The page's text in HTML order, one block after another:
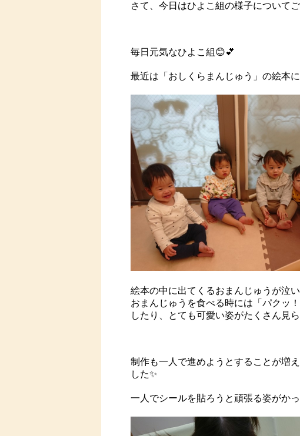
さて、今日はひよこ組の様子について
毎日元気なひよこ組😊💕
最近は「おしくらまんじゅう」の絵本
絵本の中に出てくるおまんじゅうが泣
おまんじゅうを食べる時には「パクッ
したり、とても可愛い姿がたくさん見
制作も一人で進めようとすることが増
した✨
一人でシールを貼ろうと頑張る姿がか